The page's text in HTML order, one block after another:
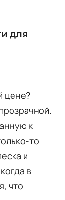
для
цене?
к
то
и
в
что